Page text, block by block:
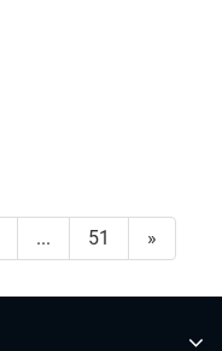
... 51 »